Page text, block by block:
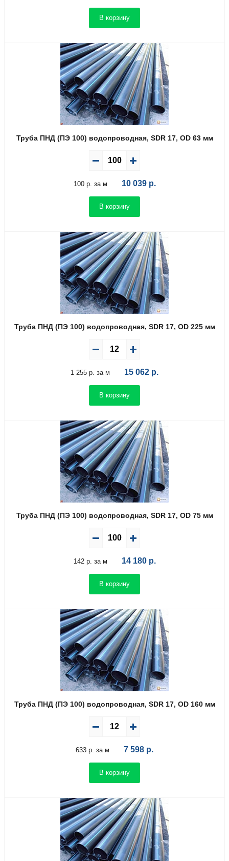
В корзину
Труба ПНД (ПЭ 100) водопроводная, SDR 17, OD 63 мм
100 р. за м 10 039р.
В корзину
Труба ПНД (ПЭ 100) водопроводная, SDR 17, OD 225 мм
1 255 р. за м 15 062 р.
В корзину
Труба ПНД (ПЭ 100) водопроводная, SDR 17, OD 75 мм
142 р. за м 14 180р.
В корзину
Труба ПНД (ПЭ 100) водопроводная, SDR 17, OD 160 мм
633 р. за м 7 598 р.
В корзину